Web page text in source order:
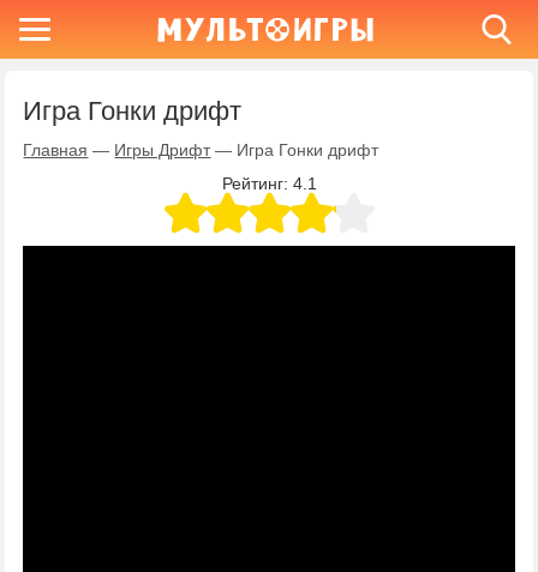
Игра Гонки дрифт
Главная — Игры Дрифт — Игра Гонки дрифт
Рейтинг: 4.1